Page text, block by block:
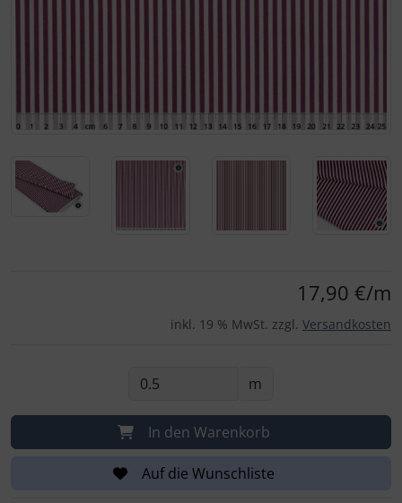
17,90 €/m
inkl. 19 % MwSt. zzgl. Versandkosten
m
In den Warenkorb
Auf die Wunschliste